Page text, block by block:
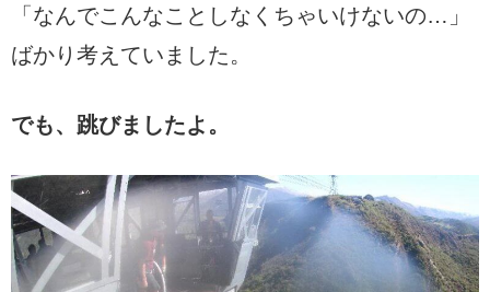
「なんでこんなことしなくちゃいけないの…」
ばかり考えていました。
でも、跳びましたよ。